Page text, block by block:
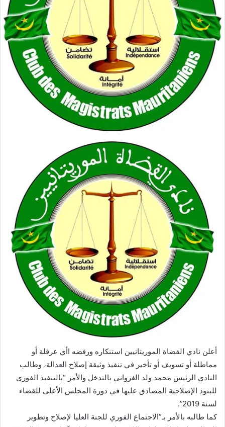
أعلن نادي القضاة الموريتانيين استنكاره ورفضه اأي عرقلة أو
مماطلة أو تسويف أو تأخير في تنفيذ وثيقة إصلاح العدالة، وطالب
النادي الرئيس محمد ولد الغزواني بالتدخل والأمر “بالتنفيذ الفوري
للبنود الإصلاحية المصادق عليها في دورة المجلس الأعلى للقضاء
لسنة 2019”.
كما طالبه بالأمر بـ”الاجتماع الفوري للجنة العليا لإصلاح وتطوير